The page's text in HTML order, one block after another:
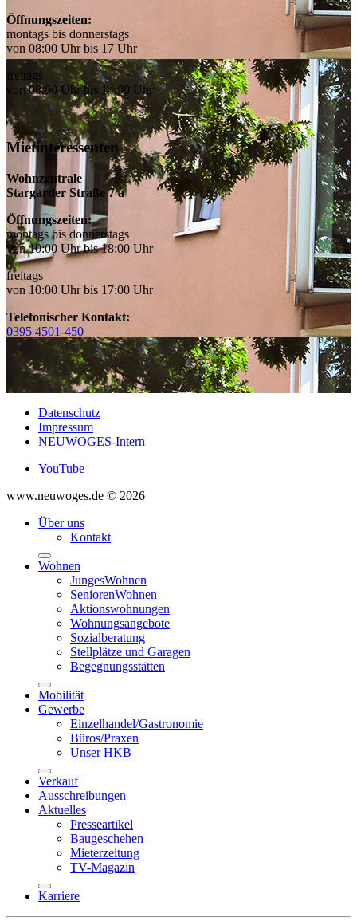
Öffnungszeiten:
montags bis donnerstags
von 08:00 Uhr bis 17 Uhr
freitags
von 08:00 Uhr bis 14:00 Uhr
Mietinteressenten
Wohnzentrale
Stargarder Straße 7 a
Öffnungszeiten:
montags bis donnerstags
von 10:00 Uhr bis 18:00 Uhr
freitags
von 10:00 Uhr bis 17:00 Uhr
Telefonischer Kontakt:
0395 4501-450
Datenschutz
Impressum
NEUWOGES-Intern
YouTube
www.neuwoges.de © 2026
Über uns
Kontakt
Wohnen
JungesWohnen
SeniorenWohnen
Aktionswohnungen
Wohnungsangebote
Sozialberatung
Stellplätze und Garagen
Begegnungsstätten
Mobilität
Gewerbe
Einzelhandel/Gastronomie
Büros/Praxen
Unser HKB
Verkauf
Ausschreibungen
Aktuelles
Presseartikel
Baugeschehen
Mieterzeitung
TV-Magazin
Karriere